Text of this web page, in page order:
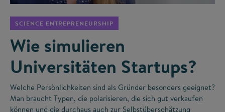
SCIENCE ENTREPRENEURSHIP
Wie simulieren
Universitäten Startups?
Welche Persönlichkeiten sind als Gründer besonders geeignet?
Man braucht Typen, die polarisieren, die sich gut verkaufen
können und die durchaus auch zur Selbstüberschätzung